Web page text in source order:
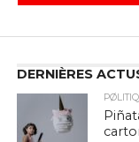
DERNIÈRES